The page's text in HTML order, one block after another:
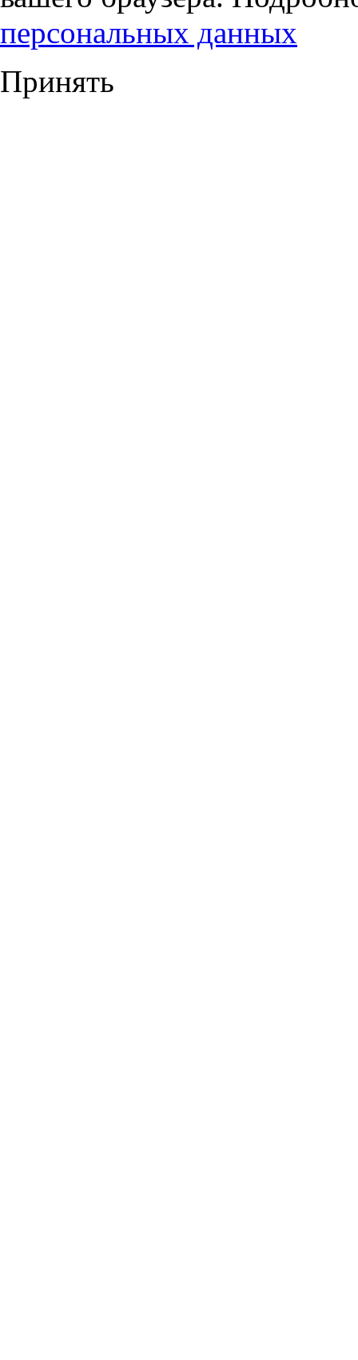
персональных данных
Принять